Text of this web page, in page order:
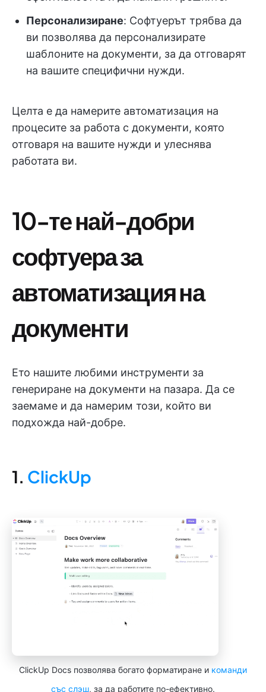
Персонализиране: Софтуерът трябва да
ви позволява да персонализирате
шаблоните на документи, за да отговарят
на вашите специфични нужди.
Целта е да намерите автоматизация на
процесите за работа с документи, която
отговаря на вашите нужди и улеснява
работата ви.
10-те най-добри
софтуера за
автоматизация на
документи
Ето нашите любими инструменти за
генериране на документи на пазара. Да се
заемаме и да намерим този, който ви
подхожда най-добре.
1. ClickUp
ClickUp Docs позволява богато форматиране и команди
със слэш, за да работите по-ефективно.